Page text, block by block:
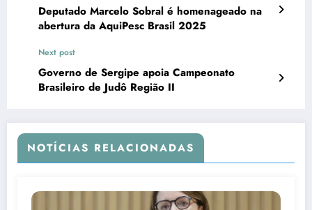
Deputado Marcelo Sobral é homenageado na
abertura da AquiPesc Brasil 2025
Next post
Governo de Sergipe apoia Campeonato
Brasileiro de Judô Região II
NOTÍCIAS RELACIONADAS